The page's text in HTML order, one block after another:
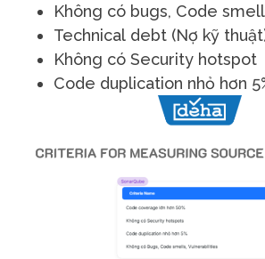
Không có bugs, Code
Technical debt (Nợ kỹ
Không có Security hotspot
Code duplication nhỏ hơn